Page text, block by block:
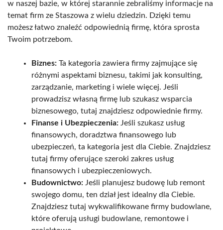
w naszej bazie, w której starannie zebraliśmy informacje na
temat firm ze Staszowa z wielu dziedzin. Dzięki temu
możesz łatwo znaleźć odpowiednią firmę, która sprosta
Twoim potrzebom.
Biznes: Ta kategoria zawiera firmy zajmujące się
różnymi aspektami biznesu, takimi jak konsulting,
zarządzanie, marketing i wiele więcej. Jeśli
prowadzisz własną firmę lub szukasz wsparcia
biznesowego, tutaj znajdziesz odpowiednie firmy.
Finanse i Ubezpieczenia: Jeśli szukasz usług
finansowych, doradztwa finansowego lub
ubezpieczeń, ta kategoria jest dla Ciebie. Znajdziesz
tutaj firmy oferujące szeroki zakres usług
finansowych i ubezpieczeniowych.
Budownictwo: Jeśli planujesz budowę lub remont
swojego domu, ten dział jest idealny dla Ciebie.
Znajdziesz tutaj wykwalifikowane firmy budowlane,
które oferują usługi budowlane, remontowe i